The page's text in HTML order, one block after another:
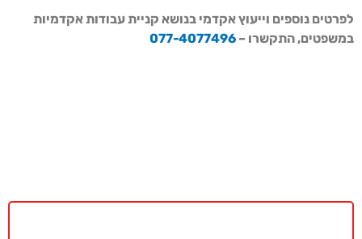
לפרטים נוספים וייעוץ אקדמי בנושא קניית עבודות אקדמיות
במשפטים, התקשרו – 077-4077496